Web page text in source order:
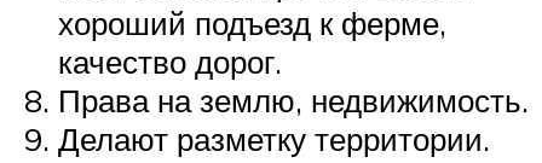
хороший подъезд к ферме,
качество дорог.
Права на землю, недвижимость.
Делают разметку территории.